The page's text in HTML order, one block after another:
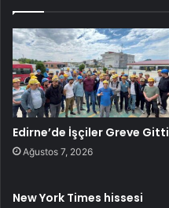
Edirne’de İşçiler Greve Gitti
Ağustos 7, 2026
New York Times hissesi